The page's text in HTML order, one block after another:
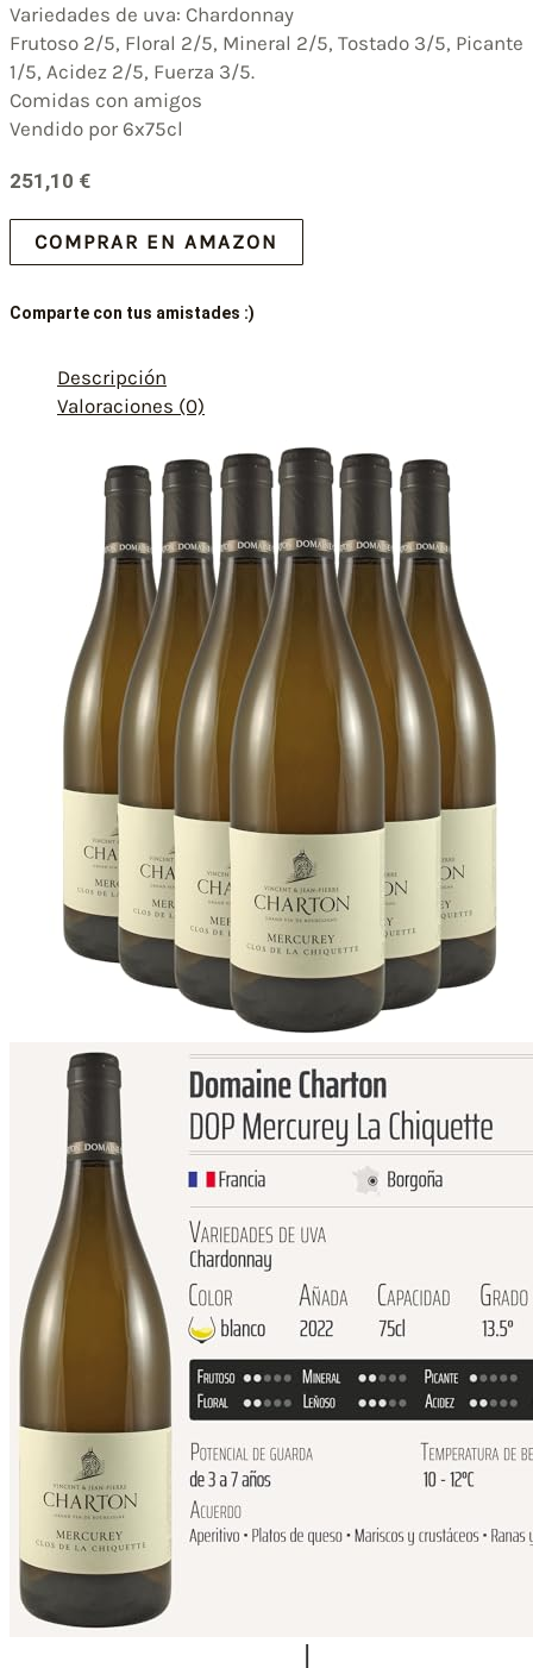
Variedades de uva: Chardonnay
Frutoso 2/5, Floral 2/5, Mineral 2/5, Tostado 3/5, Picante
1/5, Acidez 2/5, Fuerza 3/5.
Comidas con amigos
Vendido por 6x75cl
251,10 €
COMPRAR EN AMAZON
Comparte con tus amistades :)
Descripción
Valoraciones (0)